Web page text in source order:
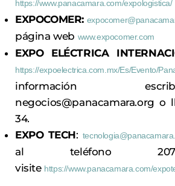
https://www.panacamara.com/expologistica/
EXPOCOMER:
página web www.expocomer.com
EXPO ELÉCTRICA
https://expoelectrica.com.mx/Es/Evento/
información
negocios@panacamara.org o
34.
EXPO TECH:
al teléfono
visite https://www.panacamara.com/